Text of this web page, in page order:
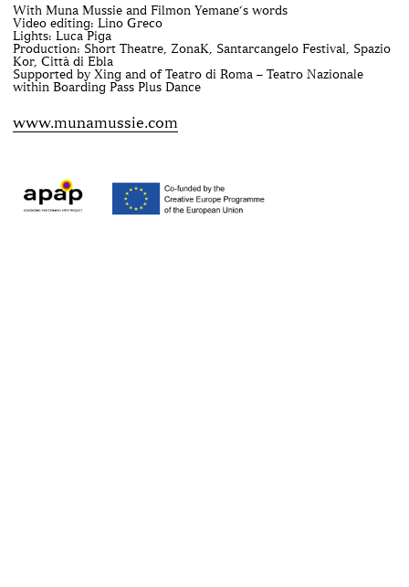
With Muna Mussie and Filmon Yemane‘s words
Video editing: Lino Greco
Lights: Luca Piga
Production: Short Theatre, ZonaK, Santarcangelo Festival, Spazio
Kor, Città di Ebla
Supported by Xing and of Teatro di Roma – Teatro Nazionale
within Boarding Pass Plus Dance
www.munamussie.com